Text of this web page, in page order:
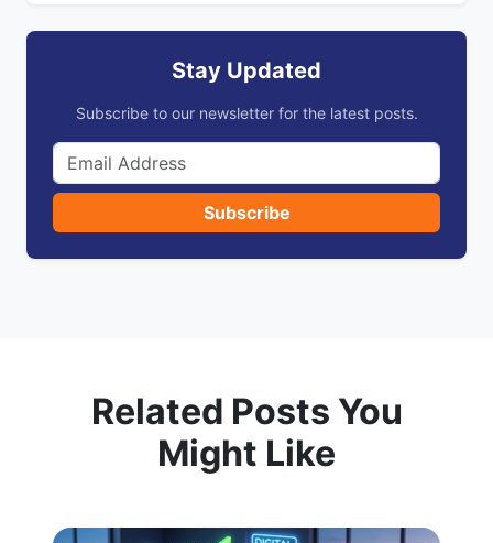
Stay Updated
Subscribe to our newsletter for the latest posts.
Subscribe
Related Posts You
Might Like